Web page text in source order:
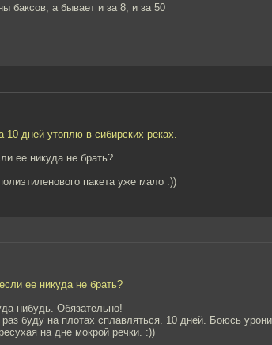
баксов, а бывает и за 8, и за 50
10 дней утоплю в сибирских реках.
ее никуда не брать?
пакета уже мало :))
ее никуда не брать?
нибудь. Обязательно!
буду на плотах сплавляться. 10 дней. Боюсь
на дне мокрой речки. :))